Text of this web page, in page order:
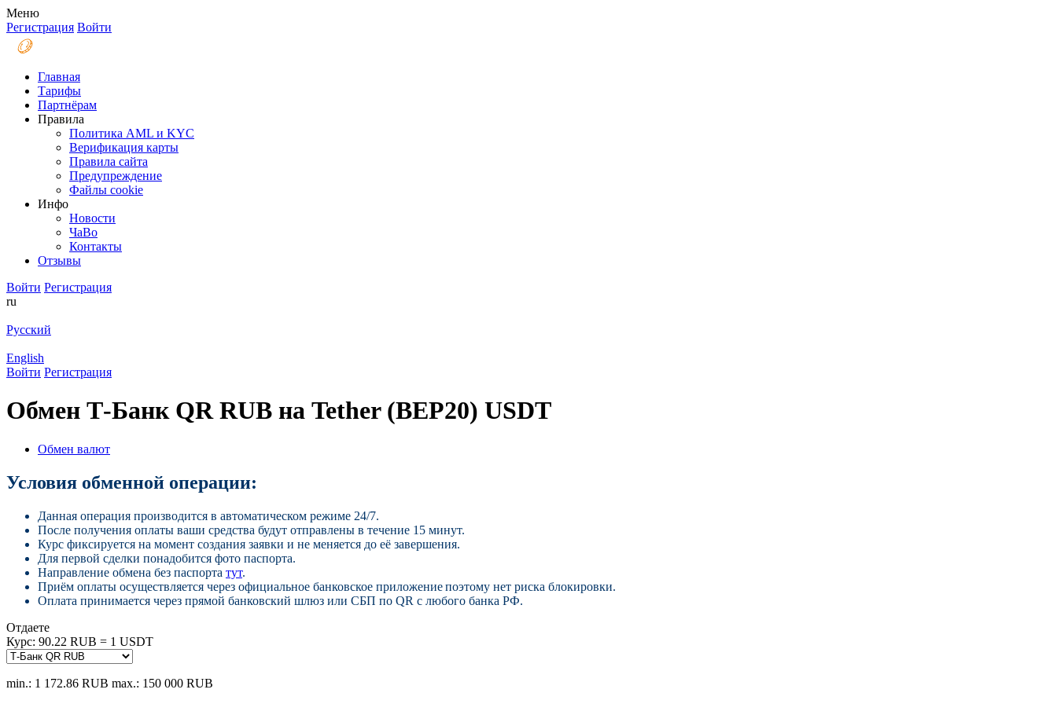
Меню
Регистрация Войти
Главная
Тарифы
Партнёрам
Правила
Политика AML и KYC
Верификация карты
Правила сайта
Предупреждение
Файлы coоkie
Инфо
Новости
ЧаВо
Контакты
Отзывы
Войти Регистрация
ru
Русский
English
Войти Регистрация
Обмен Т-Банк QR RUB на Tether (BEP20) USDT
Обмен валют
Условия обменной операции:
Данная операция производится в автоматическом режиме 24/7.
После получения оплаты ваши средства будут отправлены в течение 15 минут.
Курс фиксируется на момент создания заявки и не меняется до её завершения.
Для первой сделки понадобится фото паспорта.
Направление обмена без паспорта тут.
Приём оплаты осуществляется через официальное банковское приложение поэтому нет риска блокировки.
Оплата принимается через прямой банковский шлюз или СБП по QR с любого банка РФ.
Отдаете
Курс: 90.22 RUB = 1 USDT
min.: 1 172.86 RUB max.: 150 000 RUB